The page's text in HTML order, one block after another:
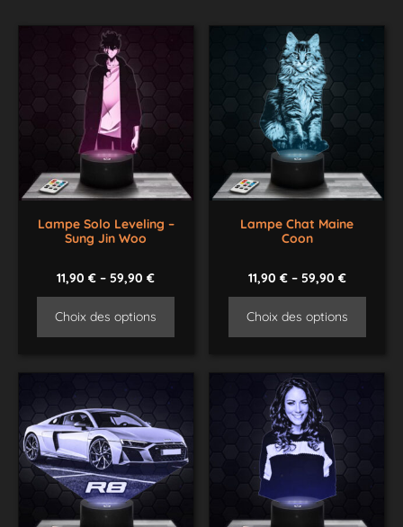
Lampe Solo Leveling –
Sung Jin Woo
11,90€ –59,90€
Choix des options
Lampe Chat Maine
Coon
11,90 €– 59,90 €
Choix des options